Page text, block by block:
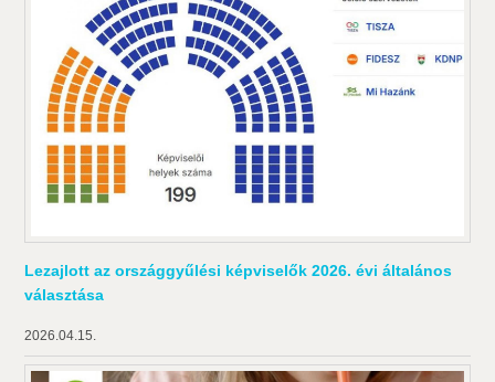
Lezajlott az országgyűlési képviselők 2026. évi általános
választása
2026.04.15.